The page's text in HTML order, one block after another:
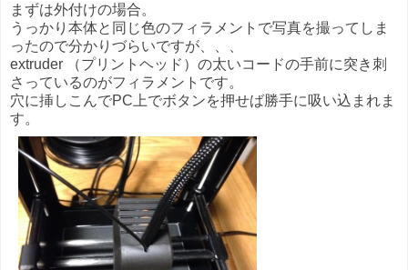
まずは外付けの場合。
うっかり本体と同じ色のフィラメントで写真を撮ってしま
ったので分かりづらいですが、、、
extruder （プリントヘッド）の太いコードの手前に突き刺
さっているのがフィラメントです。
穴に挿しこんでPC上でボタンを押せば勝手に吸い込まれま
す。